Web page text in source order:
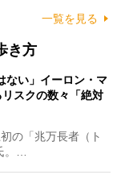
一覧を見る
き方
ない」イーロン・マ
スクの数々「絶対
の「兆万長者（ト
。…